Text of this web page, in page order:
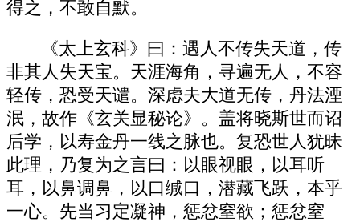
得之，不敢自默。
《太上玄科》曰：遇人不传失天道，传
非其人失天宝。天涯海角，寻遍无人，不容
轻传，恐受天谴。深虑夫大道无传，丹法湮
泯，故作《玄关显秘论》。盖将晓斯世而诏
后学，以寿金丹一线之脉也。复恐世人犹昧
此理，乃复为之言曰：以眼视眼，以耳听
耳，以鼻调鼻，以口缄口，潜藏飞跃，本乎
一心。先当习定凝神，惩忿窒欲；惩忿窒